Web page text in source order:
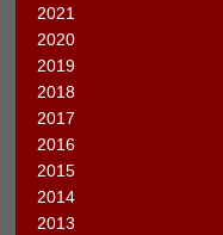
2021
2020
2019
2018
2017
2016
2015
2014
2013